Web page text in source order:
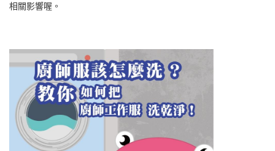
相關影響喔。